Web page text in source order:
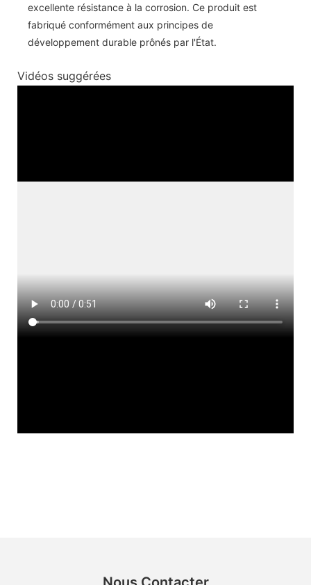
excellente résistance à la corrosion. Ce produit est
fabriqué conformément aux principes de
développement durable prônés par l'État.
Vidéos suggérées